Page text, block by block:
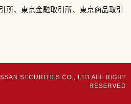
所、東京金融取引所、東京商品取引
SECURITIES.CO., LTD ALL RIGHT
RESERVED